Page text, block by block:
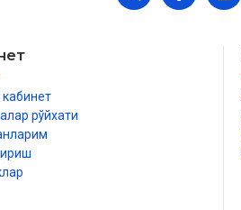
Ислам»
блага были доведены до конца
огромной радостью и благой
для мусульман, но и для
успехом все те старания и усилия
протяжении всей своей долгой
рўйхати